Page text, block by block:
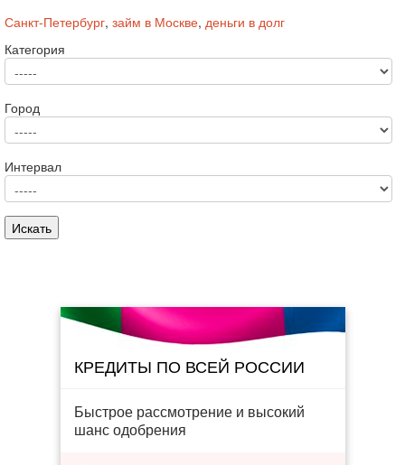
Санкт-Петербург, займ в Москве, деньги в долг
Категория
Город
Интервал
КРЕДИТЫ ПО ВСЕЙ РОССИИ
Быстрое рассмотрение и высокий
шанс одобрения